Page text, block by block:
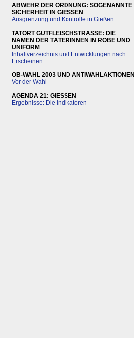
ABWEHR DER ORDNUNG: SOGENANNTE
SICHERHEIT IN GIESSEN
Ausgrenzung und Kontrolle in Gießen
TATORT GUTFLEISCHSTRASSE: DIE
NAMEN DER TÄTERINNEN IN ROBE UND
UNIFORM
Inhaltverzeichnis und Entwicklungen nach
Erscheinen
OB-WAHL 2003 UND ANTIWAHLAKTIONEN
Vor der Wahl
AGENDA 21: GIESSEN
Ergebnisse: Die Indikatoren